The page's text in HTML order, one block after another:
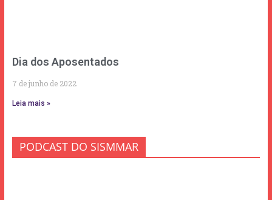
Dia dos Aposentados
7 de junho de 2022
Leia mais »
PODCAST DO SISMMAR